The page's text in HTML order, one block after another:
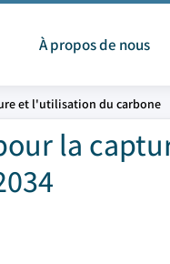
À propos de nous
et l'utilisation du carbone
la